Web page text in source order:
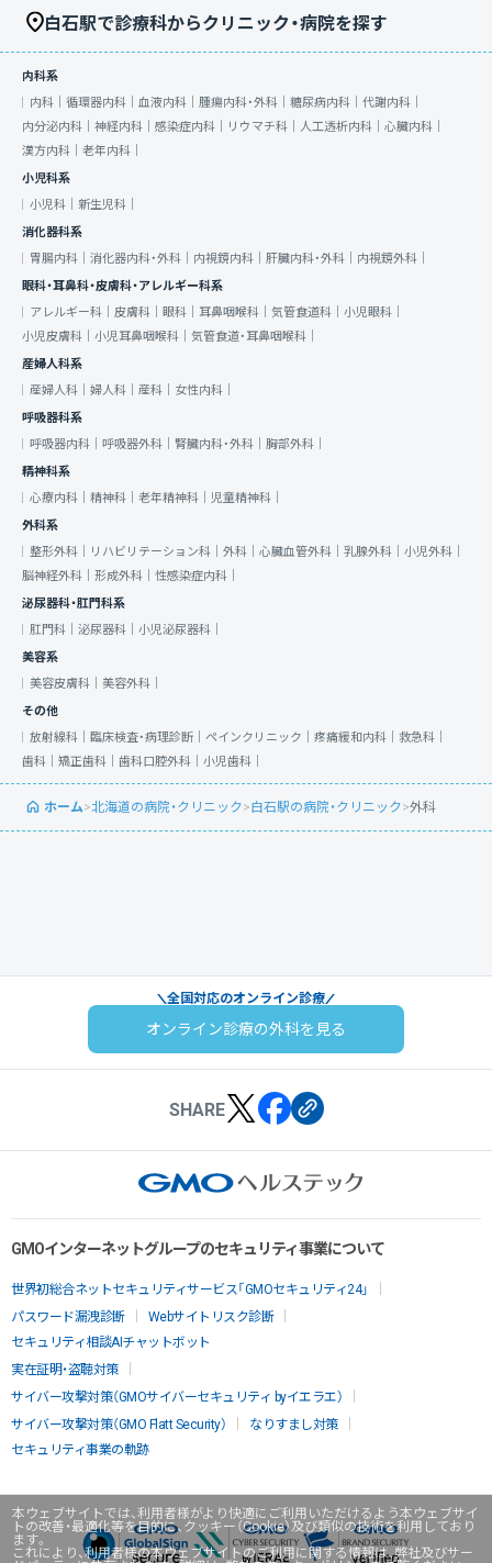
本ウェブサイトでは、利用者様がより快適にご利用いただけるよう本ウェブサイ
トの改善・最適化等を目的に、クッキー（Cookie）及び類似の技術を利用しており
ます。
これにより、利用者様の本ウェブサイトのご利用に関する情報は、弊社及びサー
白石駅で診療科からクリニック・病院を探す
内科系
内科｜ 循環器内科｜ 血液内科｜ 腫瘍内科・外科｜ 糖尿病内科｜ 代謝内科｜
内分泌内科｜ 神経内科｜ 感染症内科｜ リウマチ科｜ 人工透析内科｜ 心臓内科｜
漢方内科｜ 老年内科｜
小児科系
小児科｜ 新生児科｜
消化器科系
胃腸内科｜ 消化器内科・外科｜ 内視鏡内科｜ 肝臓内科・外科｜ 内視鏡外科｜
眼科・耳鼻科・皮膚科・アレルギー科系
アレルギー科｜ 皮膚科｜ 眼科｜ 耳鼻咽喉科｜ 気管食道科｜ 小児眼科｜
小児皮膚科｜ 小児耳鼻咽喉科｜ 気管食道・耳鼻咽喉科｜
産婦人科系
産婦人科｜ 婦人科｜ 産科｜ 女性内科｜
呼吸器科系
呼吸器内科｜ 呼吸器外科｜ 腎臓内科・外科｜ 胸部外科｜
精神科系
心療内科｜ 精神科｜ 老年精神科｜ 児童精神科｜
外科系
整形外科｜
リハビリテーション科｜ 外科｜ 心臓血管外科｜ 乳腺外科｜ 小児外科｜
脳神経外科｜ 形成外科｜ 性感染症内科｜
泌尿器科・肛門科系
肛門科｜ 泌尿器科｜ 小児泌尿器科｜
美容系
美容皮膚科｜ 美容外科｜
その他
放射線科｜ 臨床検査・病理診断｜ ペインクリニック｜ 疼痛緩和内科｜ 救急科｜
歯科｜ 矯正歯科｜ 歯科口腔外科｜ 小児歯科｜
ホーム>北海道の病院・クリニック>白石駅の病院・クリニック>外科
全国対応のオンライン診療
オンライン診療の外科を見る
SHARE
GMOインターネットグループのセキュリティ事業について
世界初総合ネットセキュリティサービス「GMOセキュリティ24」
パスワード漏洩診断
Webサイトリスク診断
セキュリティ相談AIチャットボット
実在証明・盗聴対策
サイバー攻撃対策（GMOサイバーセキュリティ byイエラエ）
サイバー攻撃対策（GMO Flatt Security）
なりすまし対策
セキュリティ事業の軌跡